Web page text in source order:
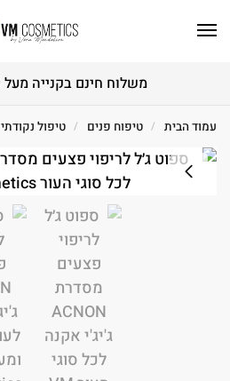
משלוח חינם בקנייה מעל ₪349
עמוד הבית / טיפוח פנים / טיפול נקודתי